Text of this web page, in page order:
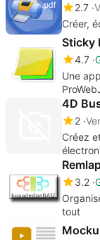
2.7
Créer,
Sticky
4.7
Une
4D
2
Créez
3.2
tout